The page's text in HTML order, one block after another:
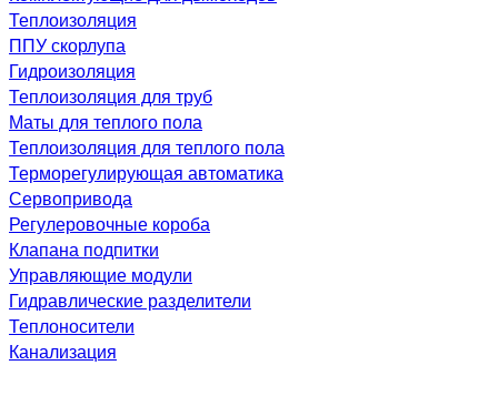
Теплоизоляция
ППУ скорлупа
Гидроизоляция
Теплоизоляция для труб
Маты для теплого пола
Теплоизоляция для теплого пола
Терморегулирующая автоматика
Сервопривода
Регулеровочные короба
Клапана подпитки
Управляющие модули
Гидравлические разделители
Теплоносители
Канализация